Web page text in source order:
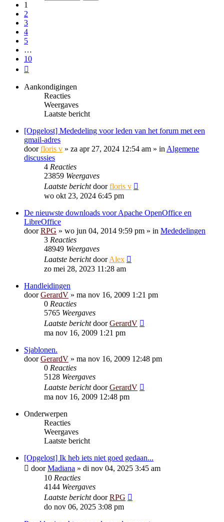
1
2
3
4
5
…
10
Aankondigingen
Reacties
Weergaves
Laatste bericht
[Opgelost] Mededeling voor leden van het forum met een
gmail-adres
doorfloris v » za apr 27, 2024 12:54 am » in Algemene
discussies
4 Reacties
23859 Weergaves
Laatste berichtdoorfloris v
wo okt 23, 2024 6:45 pm
De nieuwste downloads voor Apache OpenOffice en
LibreOffice
doorRPG » wo jun 04, 2014 9:59 pm » in Mededelingen
3 Reacties
48949 Weergaves
Laatste berichtdoorAlex
zo mei 28, 2023 11:28 am
Handleidingen
doorGerardV » ma nov 16, 2009 1:21 pm
0 Reacties
5765 Weergaves
Laatste berichtdoorGerardV
ma nov 16, 2009 1:21 pm
Sjablonen.
doorGerardV » ma nov 16, 2009 12:48 pm
0 Reacties
5128 Weergaves
Laatste berichtdoorGerardV
ma nov 16, 2009 12:48 pm
Onderwerpen
Reacties
Weergaves
Laatste bericht
[Opgelost] Ik heb iets niet goed gedaan...
doorMadiana » di nov 04, 2025 3:45 am
10 Reacties
4144 Weergaves
Laatste berichtdoorRPG
do nov 06, 2025 3:08 pm